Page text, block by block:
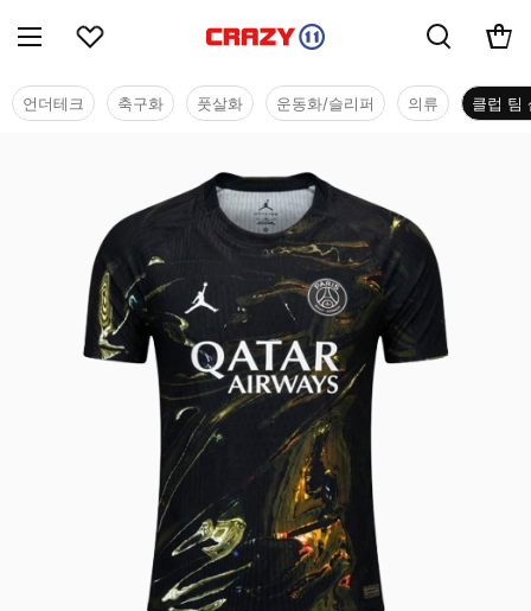
언더테크 축구화 풋살화 운동화/슬리퍼 의류 클럽 팀